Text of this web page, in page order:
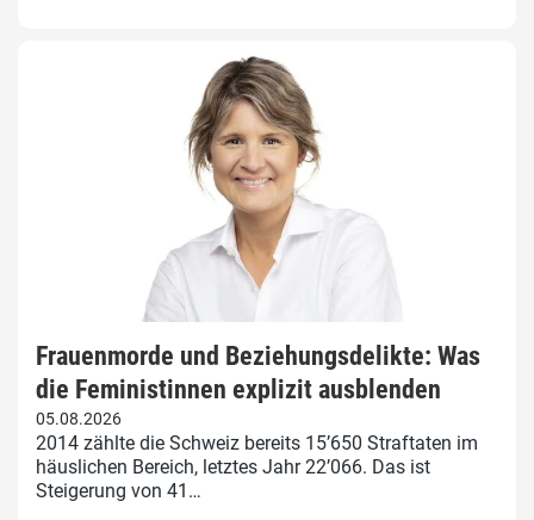
Frauenmorde und Beziehungsdelikte: Was
die Feministinnen explizit ausblenden
05.08.2026
2014 zählte die Schweiz bereits 15’650 Straftaten im
häuslichen Bereich, letztes Jahr 22’066. Das ist
Steigerung von 41…